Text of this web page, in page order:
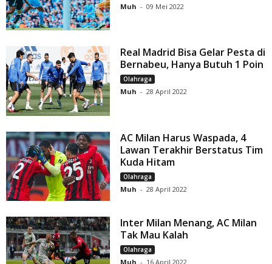
Muh - 09 Mei 2022
Real Madrid Bisa Gelar Pesta di
Bernabeu, Hanya Butuh 1 Poin
Olahraga
Muh - 28 April 2022
AC Milan Harus Waspada, 4
Lawan Terakhir Berstatus Tim
Kuda Hitam
Olahraga
Muh - 28 April 2022
Inter Milan Menang, AC Milan
Tak Mau Kalah
Olahraga
Muh - 16 April 2022